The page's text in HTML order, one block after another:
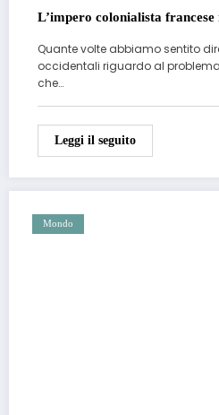
L’impero colonialista
Quante volte abbiamo sentito
occidentali riguardo al
che…
Leggi il seguito
Mondo